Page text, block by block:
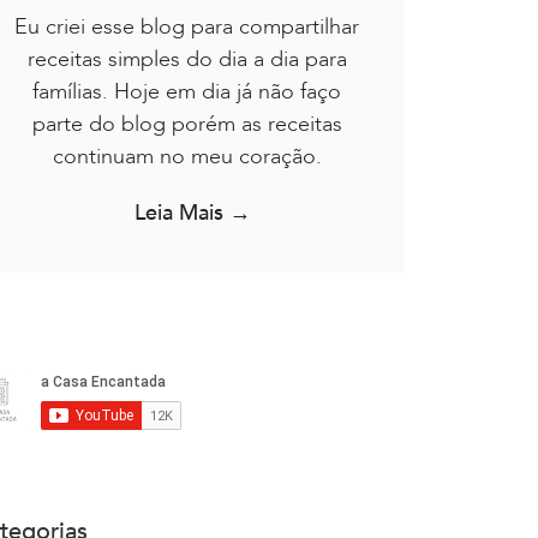
Eu criei esse blog para compartilhar
receitas simples do dia a dia para
famílias. Hoje em dia já não faço
parte do blog porém as receitas
continuam no meu coração.
Leia Mais →